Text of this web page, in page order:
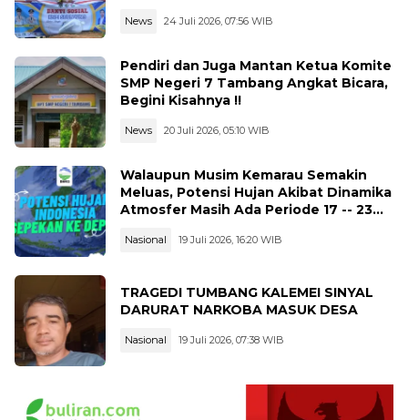
News 24 Juli 2026, 07:56 WIB
Pendiri dan Juga Mantan Ketua Komite
SMP Negeri 7 Tambang Angkat Bicara,
Begini Kisahnya !!
News 20 Juli 2026, 05:10 WIB
Walaupun Musim Kemarau Semakin
Meluas, Potensi Hujan Akibat Dinamika
Atmosfer Masih Ada Periode 17 -- 23
Nasional 19 Juli 2026, 16:20 WIB
TRAGEDI TUMBANG KALEMEI SINYAL
DARURAT NARKOBA MASUK DESA
Nasional 19 Juli 2026, 07:38 WIB